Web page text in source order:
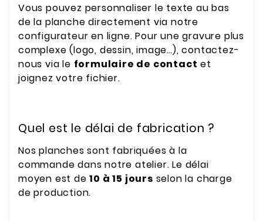
Vous pouvez personnaliser le texte au bas
de la planche directement via notre
configurateur en ligne. Pour une gravure plus
complexe (logo, dessin, image…), contactez-
nous via le formulaire de contact et
joignez votre fichier.
Quel est le délai de fabrication ?
Nos planches sont fabriquées à la
commande dans notre atelier. Le délai
moyen est de10 à 15 jours selon la charge
de production.